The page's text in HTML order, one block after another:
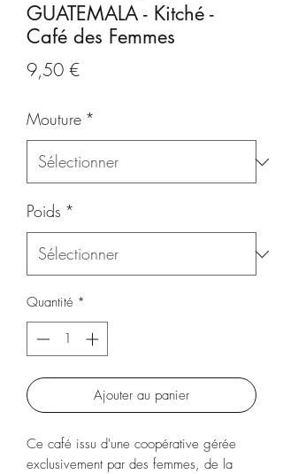
GUATEMALA - Kitché -
Café des Femmes
9,50 €Prix
Mouture *
Poids *
Quantité *
Ajouter au panier
Ce café issu d'une coopérative gérée
exclusivement par des femmes, de la